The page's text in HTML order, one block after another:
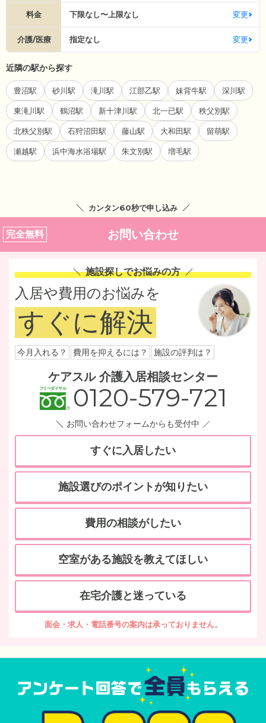
料金 下限なし〜上限なし 変更
介護/医療 指定なし 変更
近隣の駅から探す
豊沼駅 砂川駅 滝川駅 江部乙駅 妹背牛駅 深川駅
東滝川駅 鶴沼駅 新十津川駅 北一已駅 秩父別駅
北秩父別駅 石狩沼田駅 藤山駅 大和田駅 留萌駅
瀬越駅 浜中海水浴場駅 朱文別駅 増毛駅
カンタン60秒で申し込み
完全無料 お問い合わせ
施設探しでお悩みの方
入居や費用のお悩みを
すぐに解決
今月入れる？ 費用を抑えるには？ 施設の評判は？
ケアスル 介護入居相談センター
0120-579-721
お問い合わせフォームからも受付中
すぐに入居したい
施設選びのポイントが知りたい
費用の相談がしたい
空室がある施設を教えてほしい
在宅介護と迷っている
面会・求人・電話番号の案内は承っておりません。